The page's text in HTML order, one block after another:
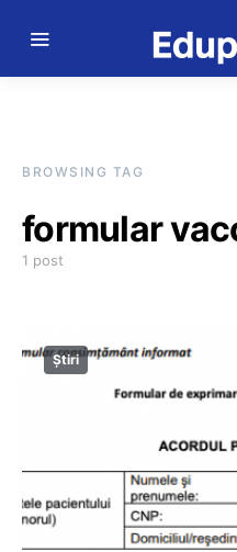
BROWSING TAG
formular
1 post
Știri